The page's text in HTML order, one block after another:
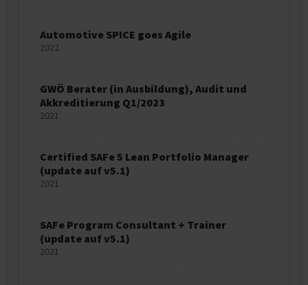
Automotive SPICE goes Agile
2022
GWÖ Berater (in Ausbildung), Audit und
Akkreditierung Q1/2023
2021
Certified SAFe 5 Lean Portfolio Manager
(update auf v5.1)
2021
SAFe Program Consultant + Trainer
(update auf v5.1)
2021